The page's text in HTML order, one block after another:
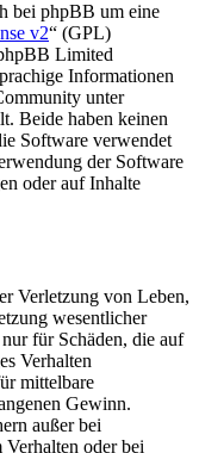
bei phpBB um eine
v2“ (GPL)
Limited
Informationen
unter
Beide haben keinen
Software verwendet
der Software
oder auf Inhalte
Verletzung von Leben,
wesentlicher
für Schäden, die auf
Verhalten
mittelbare
Gewinn.
außer bei
Verhalten oder bei